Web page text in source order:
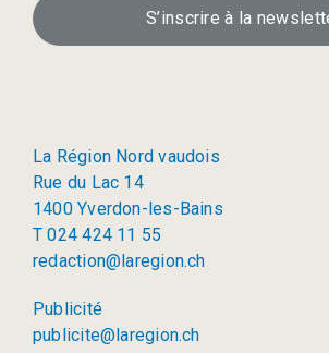
S’inscrire à la
La Région Nord vaudois
Rue du Lac 14
1400 Yverdon-les-Bains
T 024 424 11 55
redaction@laregion.ch
Publicité
publicite@laregion.ch